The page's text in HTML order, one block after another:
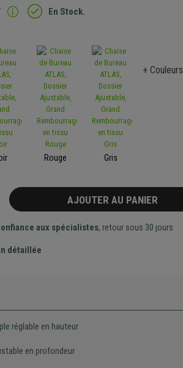
En Stock.
Rouge Gris
+ Couleurs
AJOUTER AU PANIER
aux spécialistes, retour sous 30 jours
détaillée
réglable en hauteur
en profondeur